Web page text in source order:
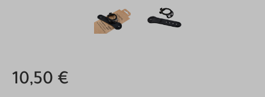
10,50 €